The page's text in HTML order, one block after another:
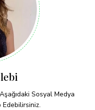
Sosyal Medya
Edebilirsiniz.